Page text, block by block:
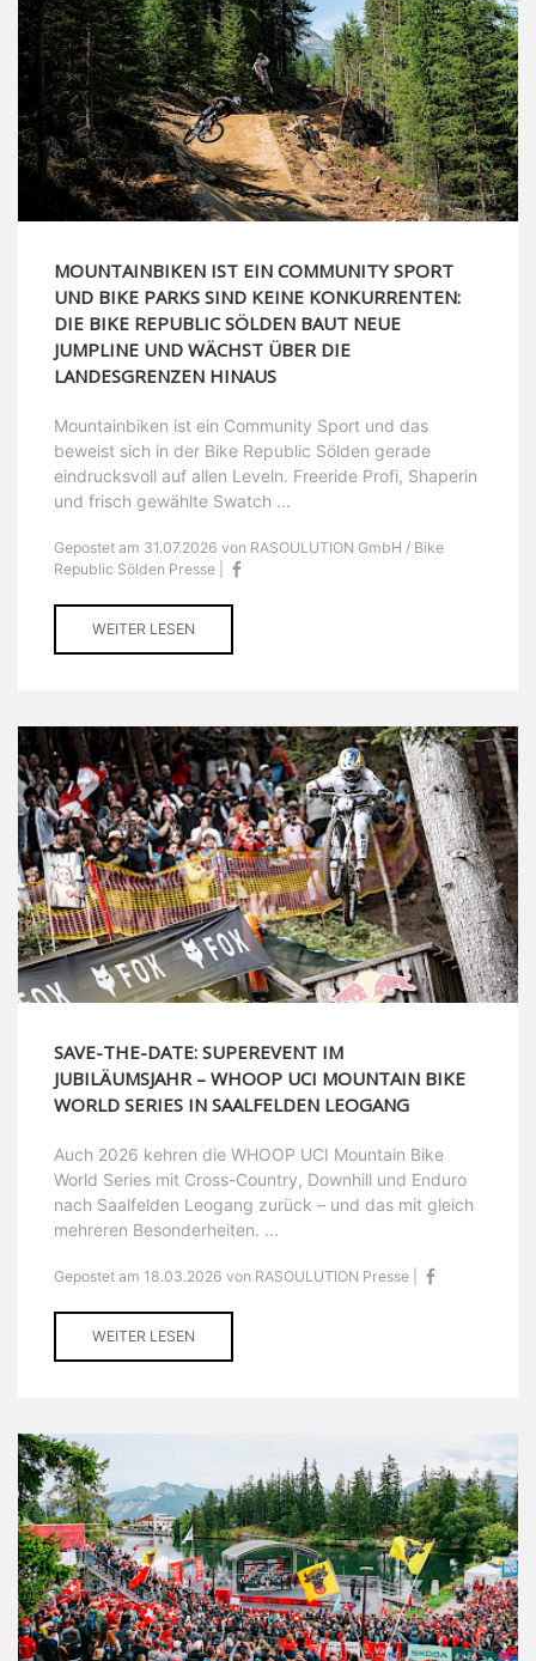
MOUNTAINBIKEN IST EIN COMMUNITY SPORT
UND BIKE PARKS SIND KEINE KONKURRENTEN:
DIE BIKE REPUBLIC SÖLDEN BAUT NEUE
JUMPLINE UND WÄCHST ÜBER DIE
LANDESGRENZEN HINAUS
Mountainbiken ist ein Community Sport und das
beweist sich in der Bike Republic Sölden gerade
eindrucksvoll auf allen Leveln. Freeride Profi, Shaperin
und frisch gewählte Swatch ...
Gepostet am 31.07.2026 von RASOULUTION GmbH / Bike
Republic Sölden Presse |
WEITER LESEN
SAVE-THE-DATE: SUPEREVENT IM
JUBILÄUMSJAHR – WHOOP UCI MOUNTAIN BIKE
WORLD SERIES IN SAALFELDEN LEOGANG
Auch 2026 kehren die WHOOP UCI Mountain Bike
World Series mit Cross-Country, Downhill und Enduro
nach Saalfelden Leogang zurück – und das mit gleich
mehreren Besonderheiten. ...
Gepostet am 18.03.2026 von RASOULUTION Presse |
WEITER LESEN